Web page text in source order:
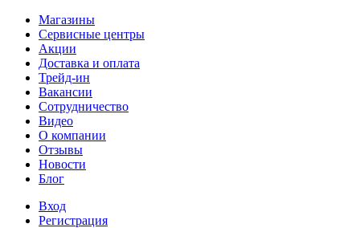
Магазины
Сервисные центры
Акции
Доставка и оплата
Трейд-ин
Вакансии
Сотрудничество
Видео
О компании
Отзывы
Новости
Блог
Вход
Регистрация